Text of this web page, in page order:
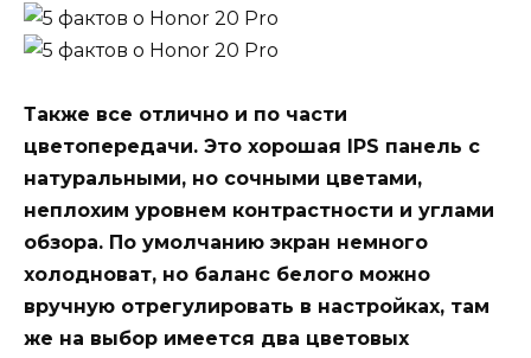
Также все отлично и по части
цветопередачи. Это хорошая IPS панель с
натуральными, но сочными цветами,
неплохим уровнем контрастности и углами
обзора. По умолчанию экран немного
холодноват, но баланс белого можно
вручную отрегулировать в настройках, там
же на выбор имеется два цветовых